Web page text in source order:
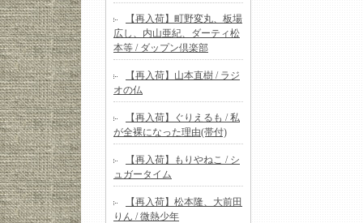
【再入荷】町野変丸、板場
広し、内山亜紀、ダーティ松
本等 / ダップン倶楽部
【再入荷】山本直樹 / ラジ
オの仏
【再入荷】ぐりえるも / 私
が全裸になった理由(帯付)
【再入荷】もりやねこ / シ
ュガータイム
【再入荷】松本隆、大前田
りん / 微熱少年